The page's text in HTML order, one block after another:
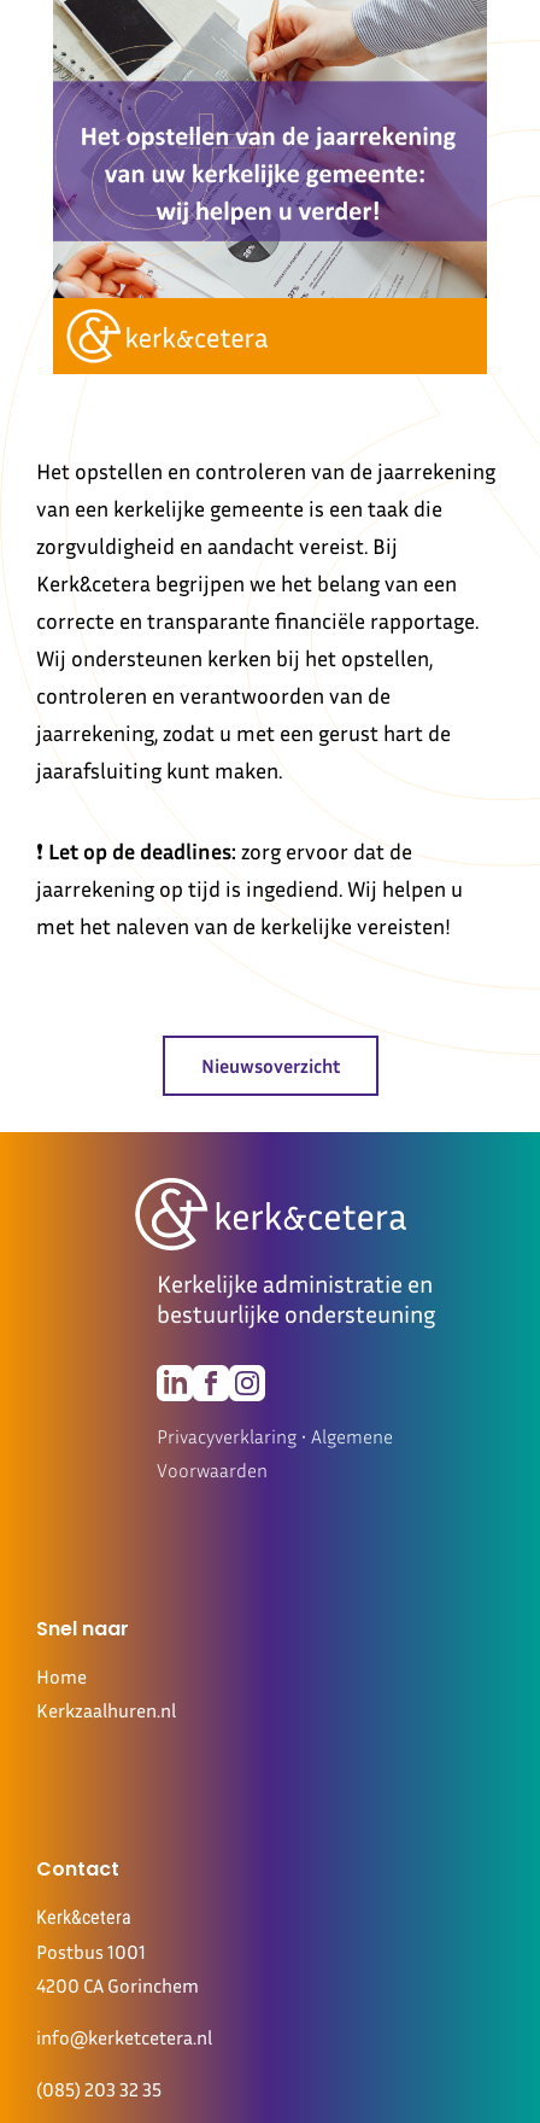
Het opstellen en controleren van de jaarrekening
van een kerkelijke gemeente is een taak die
zorgvuldigheid en aandacht vereist. Bij
Kerk&cetera begrijpen we het belang van een
correcte en transparante financiële rapportage.
Wij ondersteunen kerken bij het opstellen,
controleren en verantwoorden van de
jaarrekening, zodat u met een gerust hart de
jaarafsluiting kunt maken.
❗ Let op de deadlines: zorg ervoor dat de
jaarrekening op tijd is ingediend. Wij helpen u
met het naleven van de kerkelijke vereisten!
Nieuwsoverzicht
Kerkelijke administratie en
bestuurlijke ondersteuning
Privacyverklaring • Algemene
Voorwaarden
Snel naar
Home
Kerkzaalhuren.nl
Contact
Kerk&cetera
Postbus 1001
4200 CA Gorinchem
info@kerketcetera.nl
(085) 203 32 35